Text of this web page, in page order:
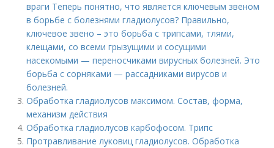
враги Теперь понятно, что является ключевым звеном
в борьбе с болезнями гладиолусов? Правильно,
ключевое звено – это борьба с трипсами, тлями,
клещами, со всеми грызущими и сосущими
насекомыми — переносчиками вирусных болезней. Это
борьба с сорняками — рассадниками вирусов и
болезней.
Обработка гладиолусов максимом. Состав, форма,
механизм действия
Обработка гладиолусов карбофосом. Трипс
Протравливание луковиц гладиолусов. Обработка